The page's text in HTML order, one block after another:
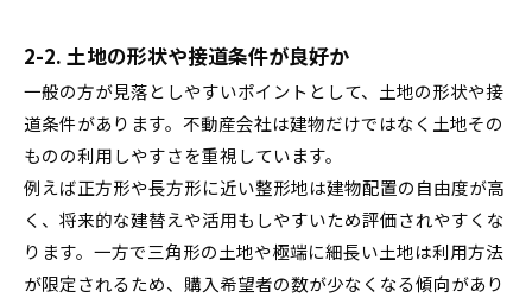
2-2. 土地の形状や接道条件が良好か
一般の方が見落としやすいポイントとして、土地の形状や接
道条件があります。不動産会社は建物だけではなく土地その
ものの利用しやすさを重視しています。
例えば正方形や長方形に近い整形地は建物配置の自由度が高
く、将来的な建替えや活用もしやすいため評価されやすくな
ります。一方で三角形の土地や極端に細長い土地は利用方法
が限定されるため、購入希望者の数が少なくなる傾向があり